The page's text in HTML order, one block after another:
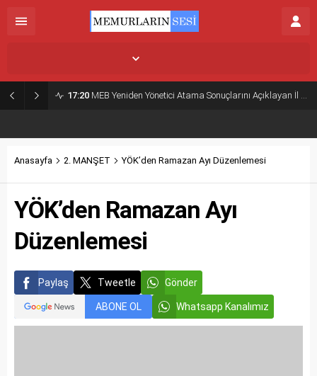
17:20 MEB Yeniden Yönetici Atama Sonuçlarını Açıklayan İl MEM’ler Listesi
Anasayfa 2. MANŞET YÖK’den Ramazan Ayı Düzenlemesi
YÖK’den Ramazan Ayı
Düzenlemesi
Paylaş Tweetle Gönder
ABONE OL Whatsapp Kanalımız